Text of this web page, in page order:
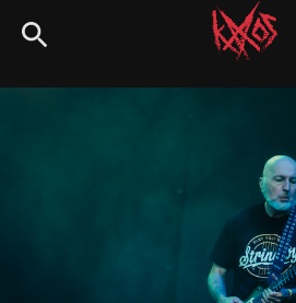
Siirry
suoraan
Kaaoszine